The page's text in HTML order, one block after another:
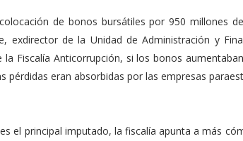
de bonos bursátiles por 950 millones
exdirector de la Unidad de Administración y
la Fiscalía Anticorrupción, si los bonos
pérdidas eran absorbidas por las empresas
el principal imputado, la fiscalía apunta a más